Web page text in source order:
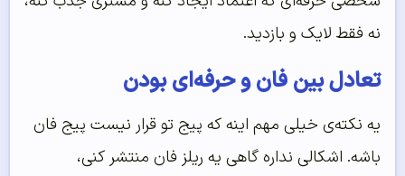
نه فقط لایک و بازدید.
تعادل بین فان و حرفه‌ای بودن
یه نکته‌ی خیلی مهم اینه که پیج تو قرار نیست پیج فان
باشه. اشکالی نداره گاهی یه ریلز فان منتشر کنی،